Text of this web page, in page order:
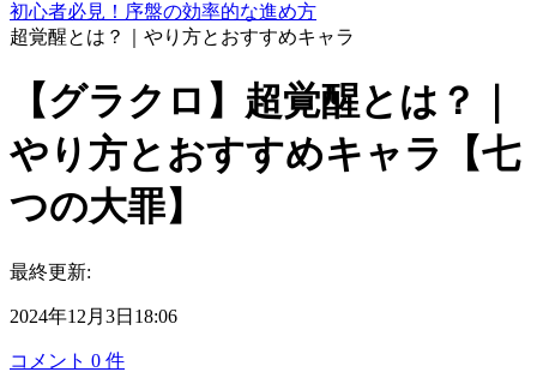
初心者必見！序盤の効率的な進め方
超覚醒とは？｜やり方とおすすめキャラ
【グラクロ】超覚醒とは？｜
やり方とおすすめキャラ【七
つの大罪】
最終更新:
2024年12月3日18:06
コメント 0 件